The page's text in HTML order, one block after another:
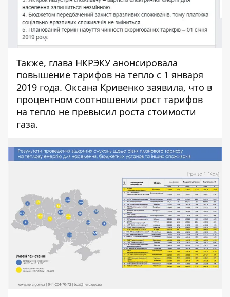
Также, глава НКРЭКУ анонсировала
повышение тарифов на тепло с 1 января
2019 года. Оксана Кривенко заявила, что в
процентном соотношении рост тарифов
на тепло не превысил роста стоимости
газа.